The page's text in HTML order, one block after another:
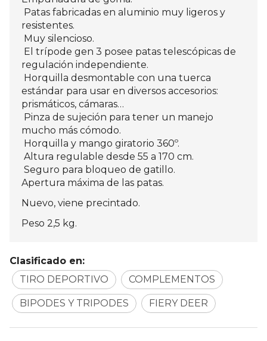
Patas fabricadas en aluminio muy ligeros y
resistentes.
Muy silencioso.
El trípode gen 3 posee patas telescópicas de
regulación independiente.
Horquilla desmontable con una tuerca
estándar para usar en diversos accesorios:
prismáticos, cámaras…
Pinza de sujeción para tener un manejo
mucho más cómodo.
Horquilla y mango giratorio 360º.
Altura regulable desde 55 a 170 cm.
Seguro para bloqueo de gatillo.
Apertura máxima de las patas.
Nuevo, viene precintado.
Peso 2,5 kg.
Clasificado en:
TIRO DEPORTIVO
COMPLEMENTOS
BIPODES Y TRIPODES FIERY DEER